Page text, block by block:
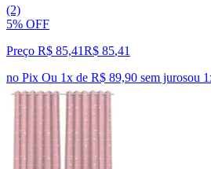
(2)
5% OFF
Preço R$ 85,41R$ 85,41
no Pix Ou 1x de R$ 89,90 sem jurosou 1